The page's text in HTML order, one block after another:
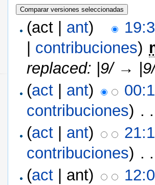
(act | ant)
| contribuciones)
replaced: |9/ →
(act ant)
contribuciones)
.
(act ant)
contribuciones)
.
(act | ant)